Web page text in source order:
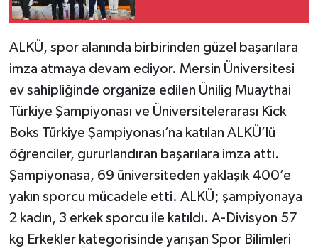
ALKÜ, spor alanında birbirinden güzel başarılara
imza atmaya devam ediyor. Mersin Üniversitesi
ev sahipliğinde organize edilen Ünilig Muaythai
Türkiye Şampiyonası ve Üniversitelerarası Kick
Boks Türkiye Şampiyonası’na katılan ALKÜ’lü
öğrenciler, gururlandıran başarılara imza attı.
Şampiyonasa, 69 üniversiteden yaklaşık 400’e
yakın sporcu mücadele etti. ALKÜ; şampiyonaya
2 kadın, 3 erkek sporcu ile katıldı. A-Divisyon 57
kg Erkekler kategorisinde yarışan Spor Bilimleri